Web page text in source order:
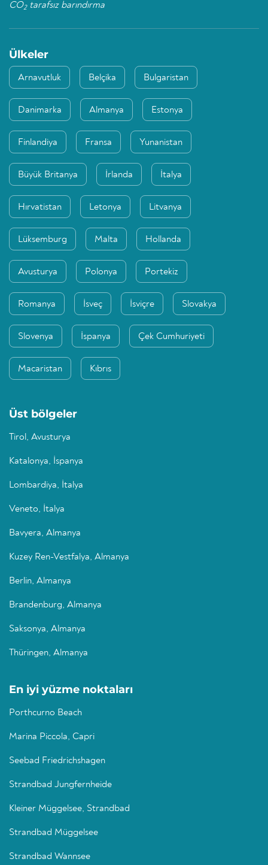
CO2tarafsız barındırma
Ülkeler
Arnavutluk Belçika Bulgaristan
Danimarka Almanya Estonya
Finlandiya Fransa Yunanistan
Büyük Britanya İrlanda İtalya
Hırvatistan Letonya Litvanya
Lüksemburg Malta Hollanda
Avusturya Polonya Portekiz
Romanya İsveç İsviçre Slovakya
Slovenya İspanya Çek Cumhuriyeti
Macaristan Kıbrıs
Üst bölgeler
Tirol, Avusturya
Katalonya, İspanya
Lombardiya, İtalya
Veneto, İtalya
Bavyera, Almanya
Kuzey Ren-Vestfalya, Almanya
Berlin, Almanya
Brandenburg, Almanya
Saksonya, Almanya
Thüringen, Almanya
En iyi yüzme noktaları
Porthcurno Beach
Marina Piccola, Capri
Seebad Friedrichshagen
Strandbad Jungfernheide
Kleiner Müggelsee, Strandbad
Strandbad Müggelsee
Strandbad Wannsee